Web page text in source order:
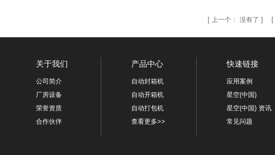
[ 上一个： 没有了 ] [
关于我们
公司简介
厂房设备
荣誉资质
合作伙伴
产品中心
自动封箱机
自动开箱机
自动打包机
查看更多>>
快速链接
应用案例
星空(中国)
星空(中国) 资讯
常见问题